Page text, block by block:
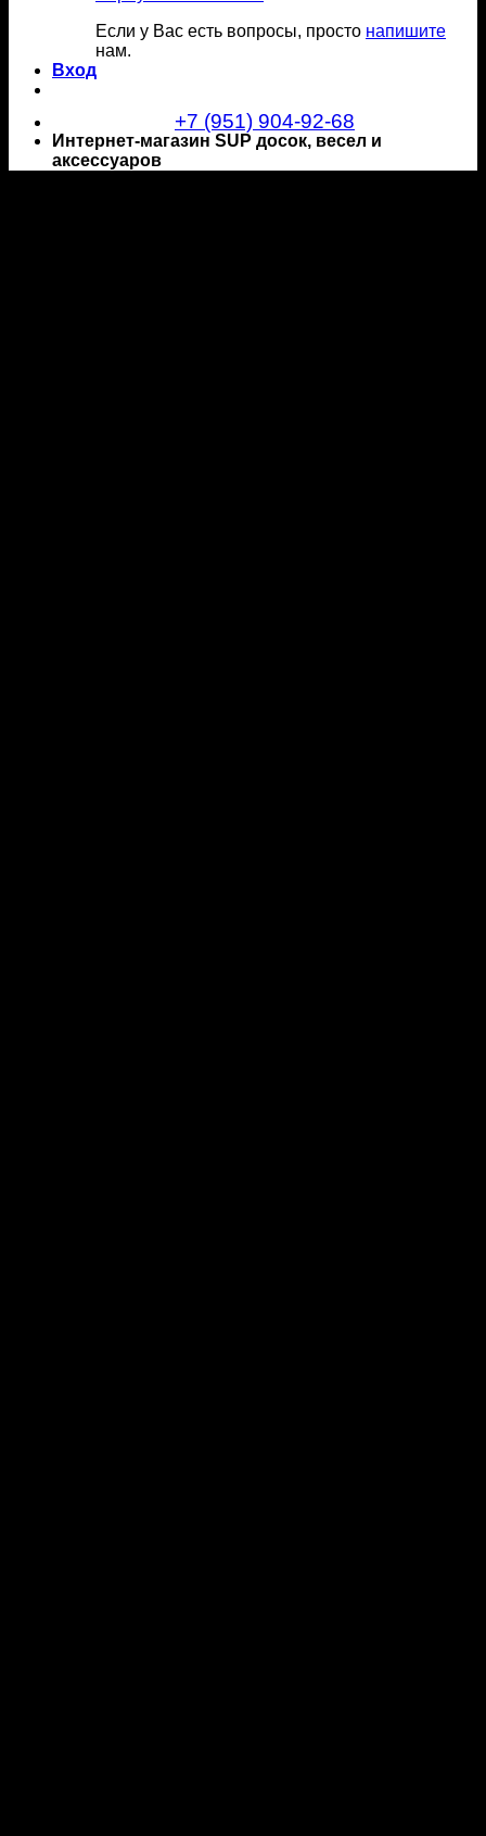
Если у Вас есть вопросы, просто напишите
нам.
Вход
+7 (951) 904-92-68
Интернет-магазин SUP досок, весел и
аксессуаров